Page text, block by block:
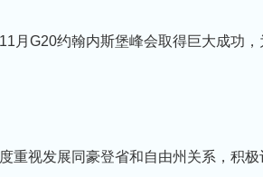
月G20约翰内斯堡峰会取得巨大成功
重视发展同豪登省和自由州关系，积